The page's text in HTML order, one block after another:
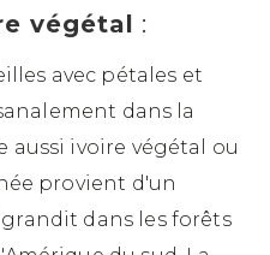
végétal :
avec pétales et
dans la
aussi ivoire végétal ou
provient d'un
dans les forêts